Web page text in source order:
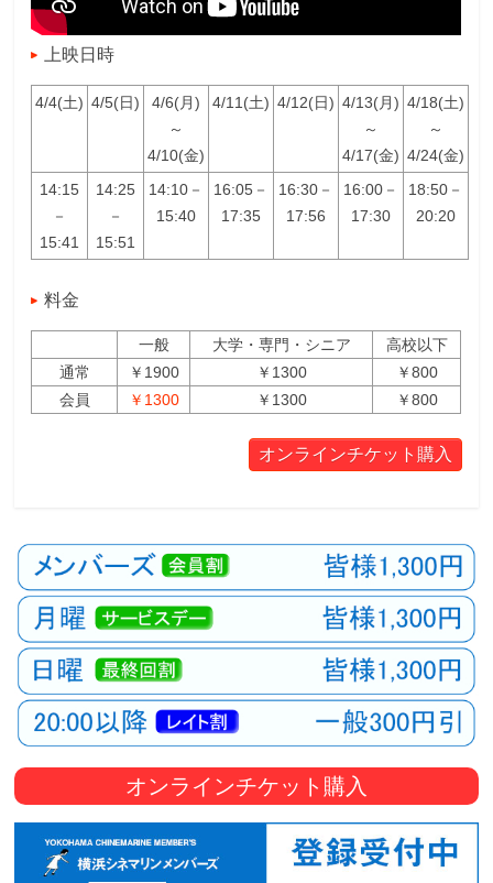
上映日時
4/4(土) 4/5(日)
4/6(月)
～
4/10(金)
4/11(土) 4/12(日) 4/13(月)
～
4/17(金)
4/18(土)
～
4/24(金)
14:15
－
15:41
14:25
－
15:51
14:10－
15:40
16:05－
17:35
16:30－
17:56
16:00－
17:30
18:50－
20:20
料金
一般 大学・専門・シニア
高校以下
通常
￥1900 ￥1300
￥800
会員
￥1300 ￥1300 ￥800
オンラインチケット購入
オンラインチケット購入